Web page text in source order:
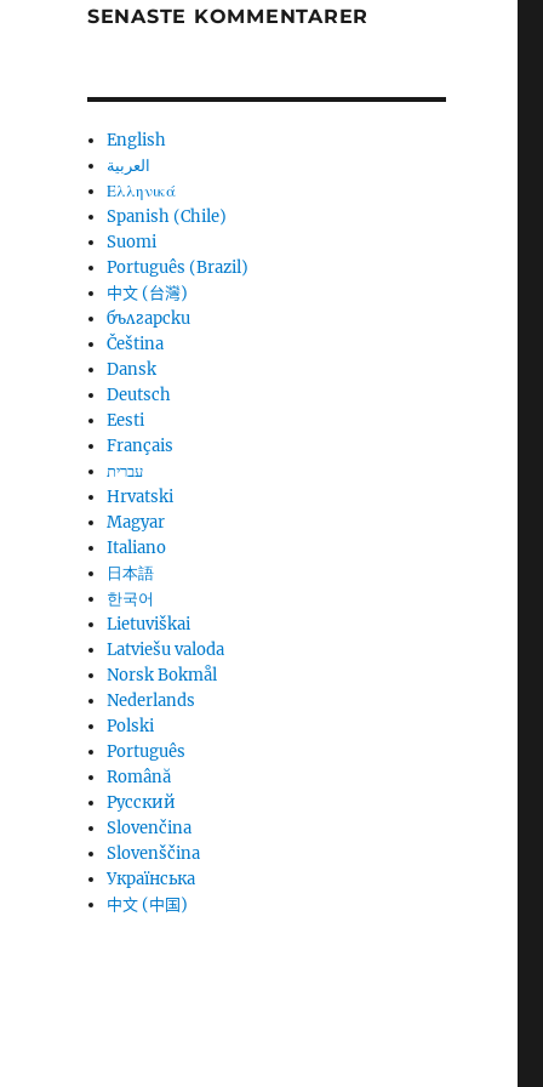
SENASTE KOMMENTARER
English
العربية
Ελληνικά
Spanish (Chile)
Suomi
Português (Brazil)
中文 (台灣)
български
Čeština
Dansk
Deutsch
Eesti
Français
עברית
Hrvatski
Magyar
Italiano
日本語
한국어
Lietuviškai
Latviešu valoda
Norsk Bokmål
Nederlands
Polski
Português
Română
Русский
Slovenčina
Slovenščina
Українська
中文 (中国)